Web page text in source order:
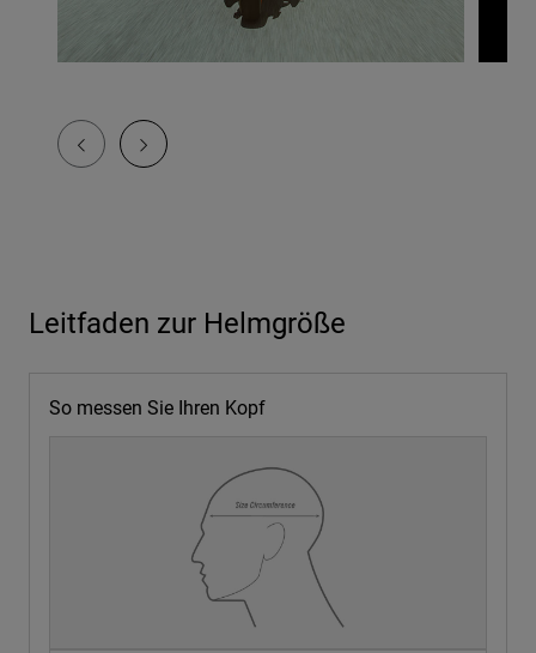
Leitfaden zur Helmgröße
So messen Sie Ihren Kopf